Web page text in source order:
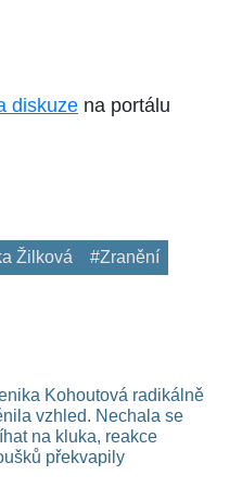
diskuze na portálu
Žilková #Zranění
Kohoutová radikálně
vzhled. Nechala se
na kluka, reakce
překvapily